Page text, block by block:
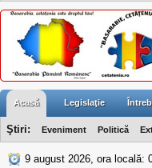
Acasă Legislaţie
Ştiri: Eveniment Politică
9 august 2026, ora locală: